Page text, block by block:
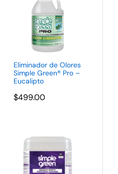
Eliminador de Olores
Simple Green® Pro –
Eucalipto
$499.00